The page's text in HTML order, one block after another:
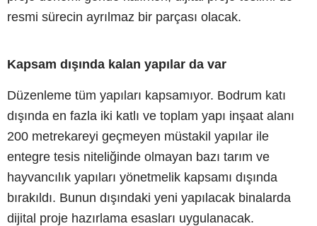
resmi sürecin ayrılmaz bir parçası olacak.
Kapsam dışında kalan yapılar da var
Düzenleme tüm yapıları kapsamıyor. Bodrum katı
dışında en fazla iki katlı ve toplam yapı inşaat alanı
200 metrekareyi geçmeyen müstakil yapılar ile
entegre tesis niteliğinde olmayan bazı tarım ve
hayvancılık yapıları yönetmelik kapsamı dışında
bırakıldı. Bunun dışındaki yeni yapılacak binalarda
dijital proje hazırlama esasları uygulanacak.